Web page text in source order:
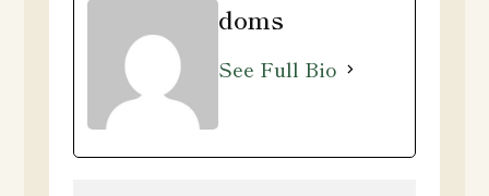
doms
See Full Bio